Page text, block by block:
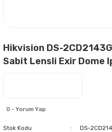
Hikvision DS-
Sabit Lensli Exir Dome
0 - Yorum Yap
Stok Kodu
DS-